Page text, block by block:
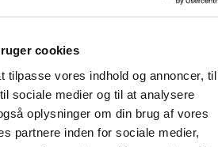
cookies
tilpasse vores indhold og annoncer, til
sociale medier og til at analysere
oplysninger om din brug af vores
partnere inden for sociale medier,
2027, kl. 16:30
for kirken, for samfundet og